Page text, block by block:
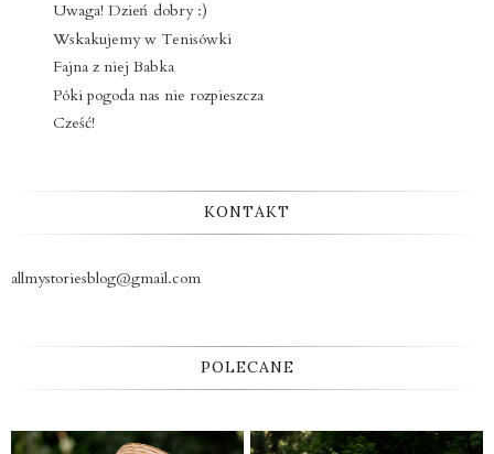
Uwaga! Dzień dobry :)
Wskakujemy w Tenisówki
Fajna z niej Babka
Póki pogoda nas nie rozpieszcza
Cześć!
KONTAKT
allmystoriesblog@gmail.com
POLECANE